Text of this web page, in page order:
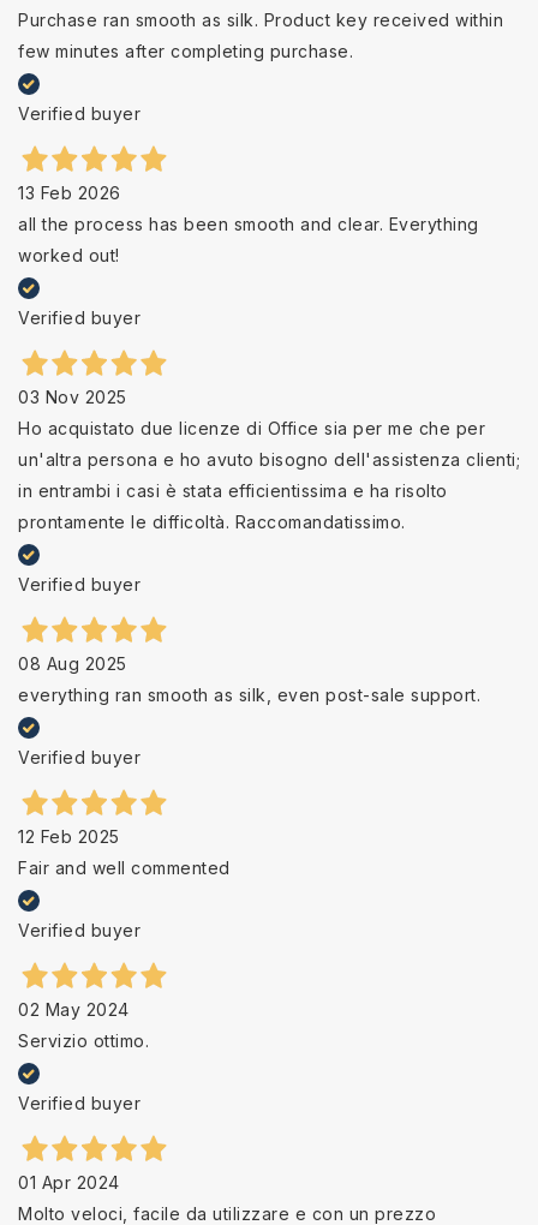
Purchase ran smooth as silk. Product key received within
few minutes after completing purchase.
Verified buyer
13 Feb 2026
all the process has been smooth and clear. Everything
worked out!
Verified buyer
03 Nov 2025
Ho acquistato due licenze di Office sia per me che per
un'altra persona e ho avuto bisogno dell'assistenza clienti;
in entrambi i casi è stata efficientissima e ha risolto
prontamente le difficoltà. Raccomandatissimo.
Verified buyer
08 Aug 2025
everything ran smooth as silk, even post-sale support.
Verified buyer
12 Feb 2025
Fair and well commented
Verified buyer
02 May 2024
Servizio ottimo.
Verified buyer
01 Apr 2024
Molto veloci, facile da utilizzare e con un prezzo